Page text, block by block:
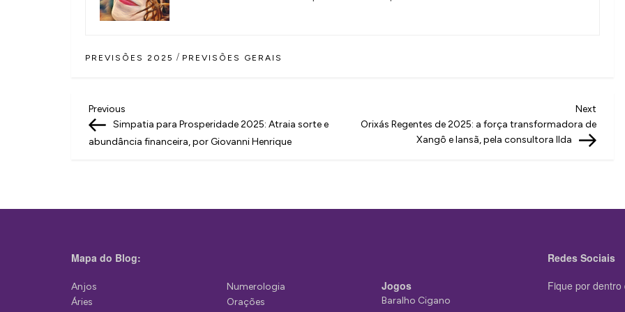
PREVISÕES 2025 / PREVISÕES GERAIS
N
a
g
ç
o
Previous
Post
Previous
Simpatia para Prosperidade 2025: Atraia sorte e
abundância financeira, por Giovanni Henrique
Post
Next
Orixás Regentes de 2025: a força transformadora de
Xangô e Iansã, pela consultora Ilda
Mapa do Blog:
Anjos
Áries
Numerologia
Orações
Jogos
Baralho Cigano
Redes Sociais
Fique por